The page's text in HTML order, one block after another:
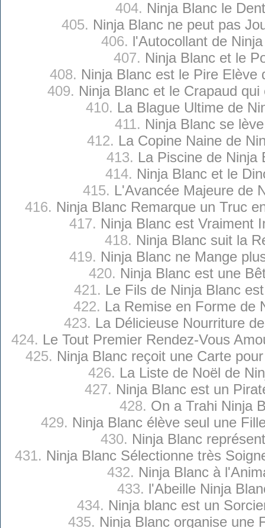
404. Ninja Blanc le
405. Ninja Blanc ne peut pas
406. l'Autocollant de
407. Ninja Blanc et le
408. Ninja Blanc est le Pire Elève
409. Ninja Blanc et le Crapaud
410. La Blague Ultime de
411. Ninja Blanc se
412. La Copine Naine de
413. La Piscine de Ninja
414. Ninja Blanc et le
415. L'Avancée Majeure de
416. Ninja Blanc Remarque un Truc
417. Ninja Blanc est Vraiment
418. Ninja Blanc suit la
419. Ninja Blanc ne Mange
420. Ninja Blanc est une
421. Le Fils de Ninja Blanc
422. La Remise en Forme de
423. La Délicieuse Nourriture
424. Le Tout Premier Rendez-Vous
425. Ninja Blanc reçoit une Carte
426. La Liste de Noël de
427. Ninja Blanc est un
428. On a Trahi Ninja
429. Ninja Blanc élève seul une
430. Ninja Blanc
431. Ninja Blanc Sélectionne très
432. Ninja Blanc à
433. l'Abeille Ninja
434. Ninja blanc est un
435. Ninja Blanc organise une